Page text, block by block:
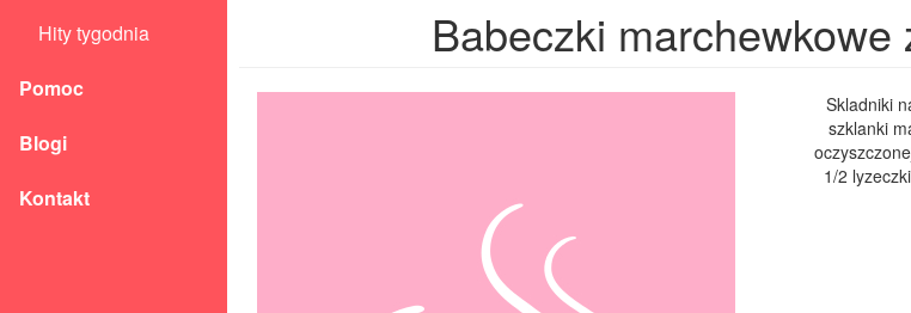
Hity tygodnia
Pomoc
Blogi
Kontakt
Babeczki
Skladniki
szklanki
1/2